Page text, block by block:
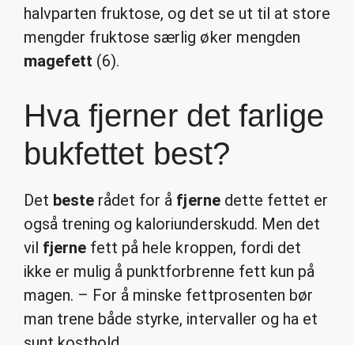
halvparten fruktose, og det se ut til at store
mengder fruktose særlig øker mengden
magefett (6).
Hva fjerner det farlige
bukfettet best?
Det beste rådet for å fjernedette fettet er
også trening og kaloriunderskudd. Men det
vil fjerne fett på hele kroppen, fordi det
ikke er mulig å punktforbrenne fett kun på
magen. – For å minske fettprosenten bør
man trene både styrke, intervaller og ha et